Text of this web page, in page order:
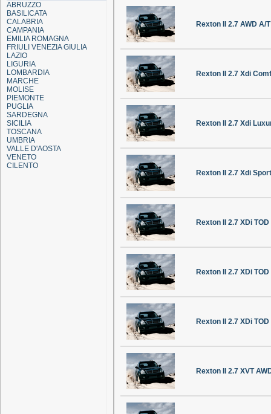
ABRUZZO
BASILICATA
CALABRIA
CAMPANIA
EMILIA ROMAGNA
FRIULI VENEZIA GIULIA
LAZIO
LIGURIA
LOMBARDIA
MARCHE
MOLISE
PIEMONTE
PUGLIA
SARDEGNA
SICILIA
TOSCANA
UMBRIA
VALLE D'AOSTA
VENETO
CILENTO
Rexton II 2.7 AWD A/
Rexton II 2.7 Xdi
Rexton II 2.7 Xdi
Rexton II 2.7 Xdi
Rexton II 2.7 XDi
Rexton II 2.7 XDi
Rexton II 2.7 XDi
Rexton II 2.7 XVT